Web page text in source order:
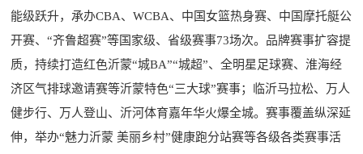
能级跃升，承办CBA、WCBA、中国女篮热身赛、中国摩托艇公
开赛、“齐鲁超赛”等国家级、省级赛事73场次。品牌赛事扩容提
质，持续打造红色沂蒙“城BA”“城超”、全明星足球赛、淮海经
济区气排球邀请赛等沂蒙特色“三大球”赛事；临沂马拉松、万人
健步行、万人登山、沂河体育嘉年华火爆全城。赛事覆盖纵深延
伸，举办“魅力沂蒙 美丽乡村”健康跑分站赛等各级各类赛事活